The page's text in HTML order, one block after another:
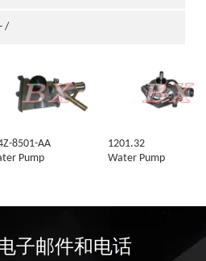
/
8501-AA
Pump
1201.32
Water Pump
子邮件和电话